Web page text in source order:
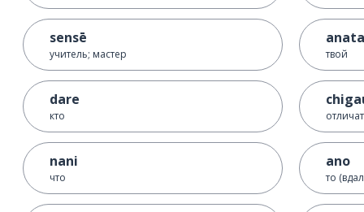
sensē
учитель; мастер
dare
кто
nani
что
твой
ano
то